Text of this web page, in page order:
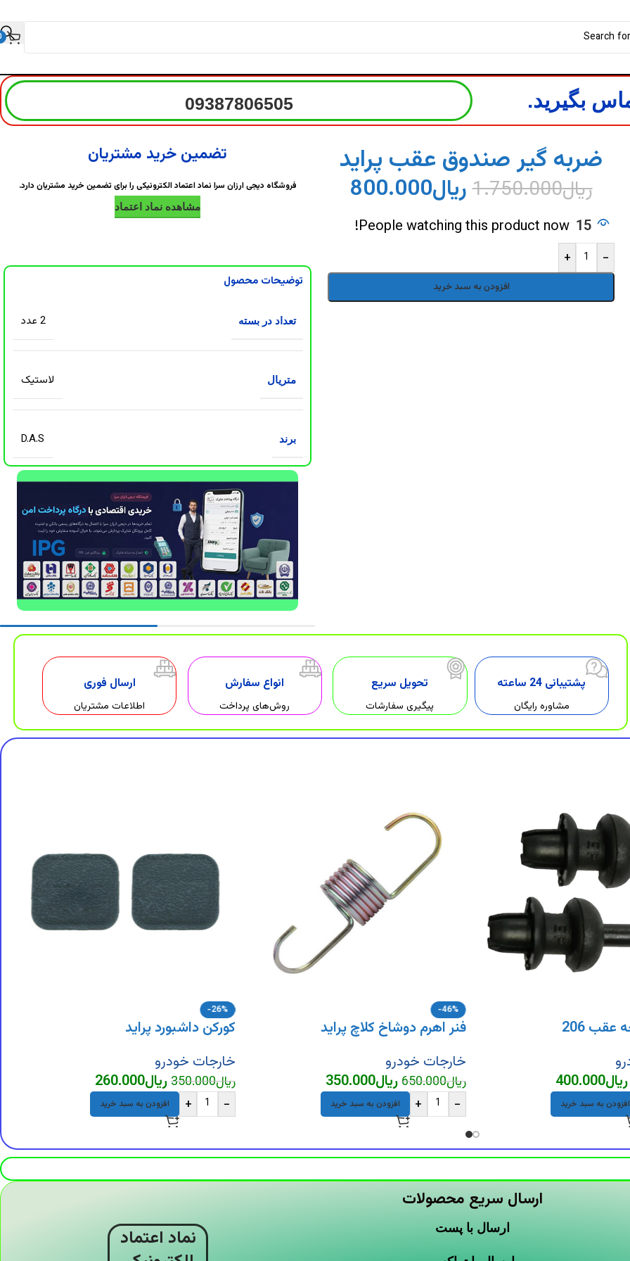
بگیرید. 09387806505
ضربه گیر صندوق عقب پراید
ریال1.750.000ریال800.000
15
People watching this product now!
-
+
افزودن به سبد خرید
تضمین خرید مشتریان
فروشگاه دیجی ارزان سرا نماد اعتماد الکترونیکی را برای تضمین خرید مشتریان دارد.
مشاهده نماد اعتماد
توضیحات محصول
تعداد در بسته 2 عدد
متریال لاستیک
برند D.A.S
پشتیبانی 24 ساعته
مشاوره رایگان
تحویل سریع
پیگیری سفارشات
انواع سفارش
روش‌های پرداخت
ارسال فوری
اطلاعات مشتریان
عقب 206
ریال400.000
افزودن به سبد خرید
-46%
فنر اهرم دوشاخ کلاچ پراید
خارجات خودرو
ریال650.000ریال350.000
-
+ افزودن به سبد خرید
-26%
کورکن داشبورد پراید
خارجات خودرو
ریال350.000ریال260.000
-
+ افزودن به سبد خرید
ارسال سریع محصولات
ارسال با پست
نماد اعتماد